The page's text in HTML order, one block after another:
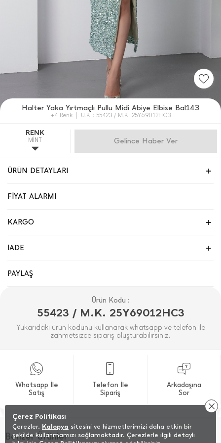
Halter Yaka Yırtmaçlı Pullu Midi Abiye Elbise Bal143
+4 Renk Ü.K : 55423 / M.K. 25Y69012HC3
RENK
MİNT Gelince Haber Ver
ÜRÜN DETAYLARI
FİYAT ALARMI
KARGO
İADE
PAYLAŞ
Ürün Kodu :
55423 / M.K. 25Y69012HC3
Yukarıdaki ürün kodunu kullanarak whatsapp ve telefon ile
zahmetsizce sipariş oluşturabilirsiniz.
Whatsapp İle
Satış
Telefon İle
Sipariş
Arkadaşına
Sor
Benzer Ürünler
Çerez Politikası
Çerezler, Kalopya sitesini ve hizmetlerimizi daha etkin bir
şekilde kullanmamızı sağlamaktadır. Çerezlerle ilgili detaylı